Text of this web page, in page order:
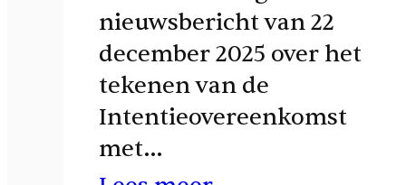
nieuwsbericht van 22
december 2025 over het
tekenen van de
Intentieovereenkomst
met…